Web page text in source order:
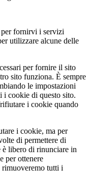
per fornirvi i servizi
utilizzare alcune delle
per fornire il sito
sito funziona. È sempre
le impostazioni
i cookie di questo sito.
i cookie quando
i cookie, ma per
di permettere di
è libero di rinunciare in
per ottenere
tutti i